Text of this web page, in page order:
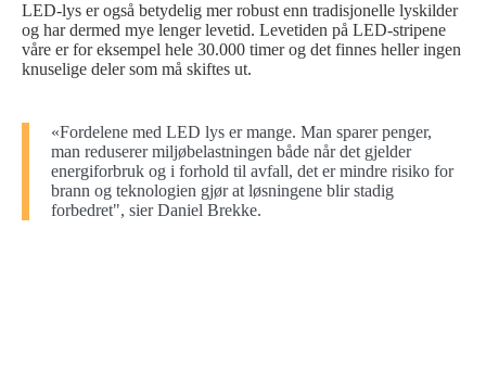
LED-lys er også betydelig mer robust enn tradisjonelle lyskilder
og har dermed mye lenger levetid. Levetiden på LED-stripene
våre er for eksempel hele 30.000 timer og det finnes heller ingen
knuselige deler som må skiftes ut.
«Fordelene med LED lys er mange. Man sparer penger,
man reduserer miljøbelastningen både når det gjelder
energiforbruk og i forhold til avfall, det er mindre risiko for
brann og teknologien gjør at løsningene blir stadig
forbedret", sier Daniel Brekke.